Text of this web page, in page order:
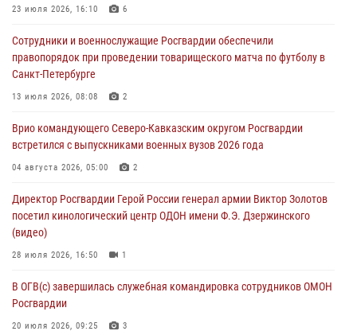
В Кабардино-Балкарии сотрудники Росгвардии провели турнир по
08 августа 2026, 07:00
Военнослужащие Софринской бригады Росгвардии встретились с
участником патриотического проекта «Дорогой Ломоносова —
08 августа 2026, 07:00 2
ОМОН «Ойрат» Управления Росгвардии по Республике Калмыкия
08 августа 2026, 07:00
23 июля 2026, 16:10 6
Сотрудники и военнослужащие Росгвардии обеспечили
правопорядок при проведении товарищеского матча по футболу в
Санкт-Петербурге
13 июля 2026, 08:08 2
Врио командующего Северо-Кавказским округом Росгвардии
встретился с выпускниками военных вузов 2026 года
04 августа 2026, 05:00 2
Директор Росгвардии Герой России генерал армии Виктор Золотов
посетил кинологический центр ОДОН имени Ф.Э. Дзержинского
(видео)
28 июля 2026, 16:50 1
В ОГВ(с) завершилась служебная командировка сотрудников ОМОН
Росгвардии
20 июля 2026, 09:25 3